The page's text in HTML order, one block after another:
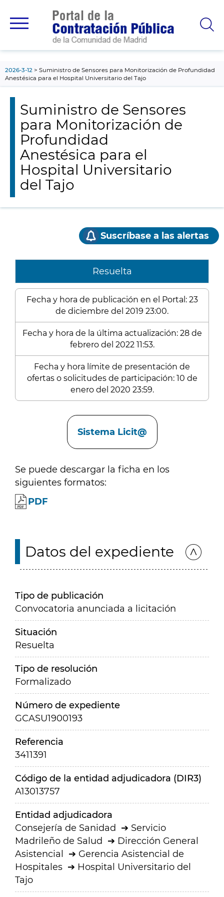
principal
2026-3-12
Suministro de Sensores para Monitorización de Profundidad
Anestésica para el Hospital Universitario del Tajo
Suministro de Sensores
para Monitorización de
Profundidad
Anestésica para el
Hospital Universitario
del Tajo
Suscríbase a las alertas
Resuelta
Fecha y hora de publicación en el Portal: 23
de diciembre del 2019 23:00.
Fecha y hora de la última actualización: 28 de
febrero del 2022 11:53.
Fecha y hora límite de presentación de
ofertas o solicitudes de participación: 10 de
enero del 2020 23:59.
Sistema Licit@
Se puede descargar la ficha en los
siguientes formatos:
PDF
Datos del expediente
Tipo de publicación
Convocatoria anunciada a licitación
Situación
Resuelta
Tipo de resolución
Formalizado
Número de expediente
GCASU1900193
Referencia
3411391
Código de la entidad adjudicadora (DIR3)
A13013757
Entidad adjudicadora
Consejería de Sanidad
Servicio
Madrileño de Salud
Dirección General
Asistencial
Gerencia Asistencial de
Hospitales
Hospital Universitario del
Tajo